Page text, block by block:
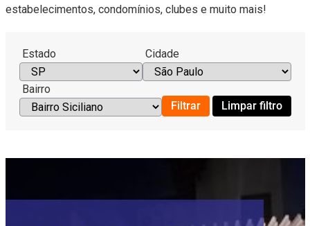
estabelecimentos, condomínios, clubes e muito mais!
Estado Cidade
Bairro
Filtrar
Limpar filtro